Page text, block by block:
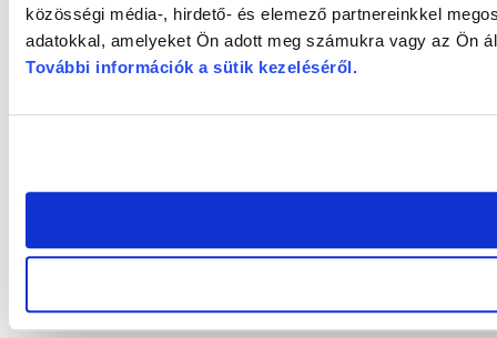
közösségi média-, hirdető- és elemező partnereinkkel
adatokkal, amelyeket Ön adott meg számukra vagy az Ön
További információk a sütik kezeléséről.